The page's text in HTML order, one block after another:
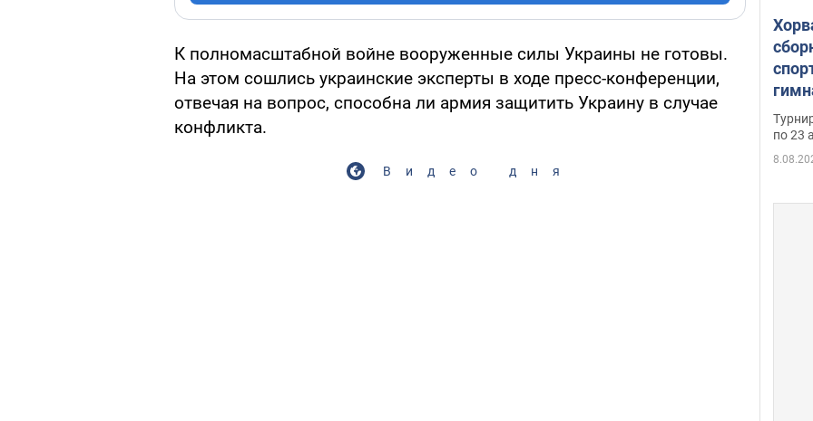
К полномасштабной войне вооруженные силы Украины не готовы.
На этом сошлись украинские эксперты в ходе пресс-конференции,
отвечая на вопрос, способна ли армия защитить Украину в случае
конфликта.
Видео дня
на
по 23